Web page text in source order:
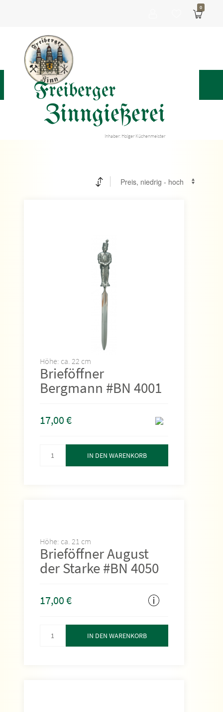
Freiberger
Zinngießerei
Inhaber: Holger Küchenmeister
0
Höhe: ca. 22 cm
Brieföffner
Bergmann #BN 4001
17,00€
IN DEN WARENKORB
Höhe: ca. 21 cm
Brieföffner August
der Starke #BN 4050
17,00€
IN DEN WARENKORB